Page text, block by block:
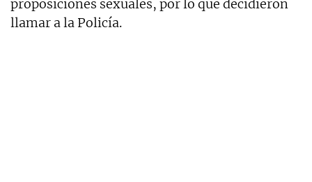
proposiciones sexuales, por lo que decidieron
llamar a la Policía.